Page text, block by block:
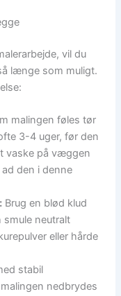
vil du
længe som muligt.
malingen føles tør
3-4 uger, før den
vaske på væggen
den i denne
Brug en blød klud
smule neutralt
eller hårde
stabil
nedbrydes